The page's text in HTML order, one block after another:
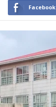
Facebook